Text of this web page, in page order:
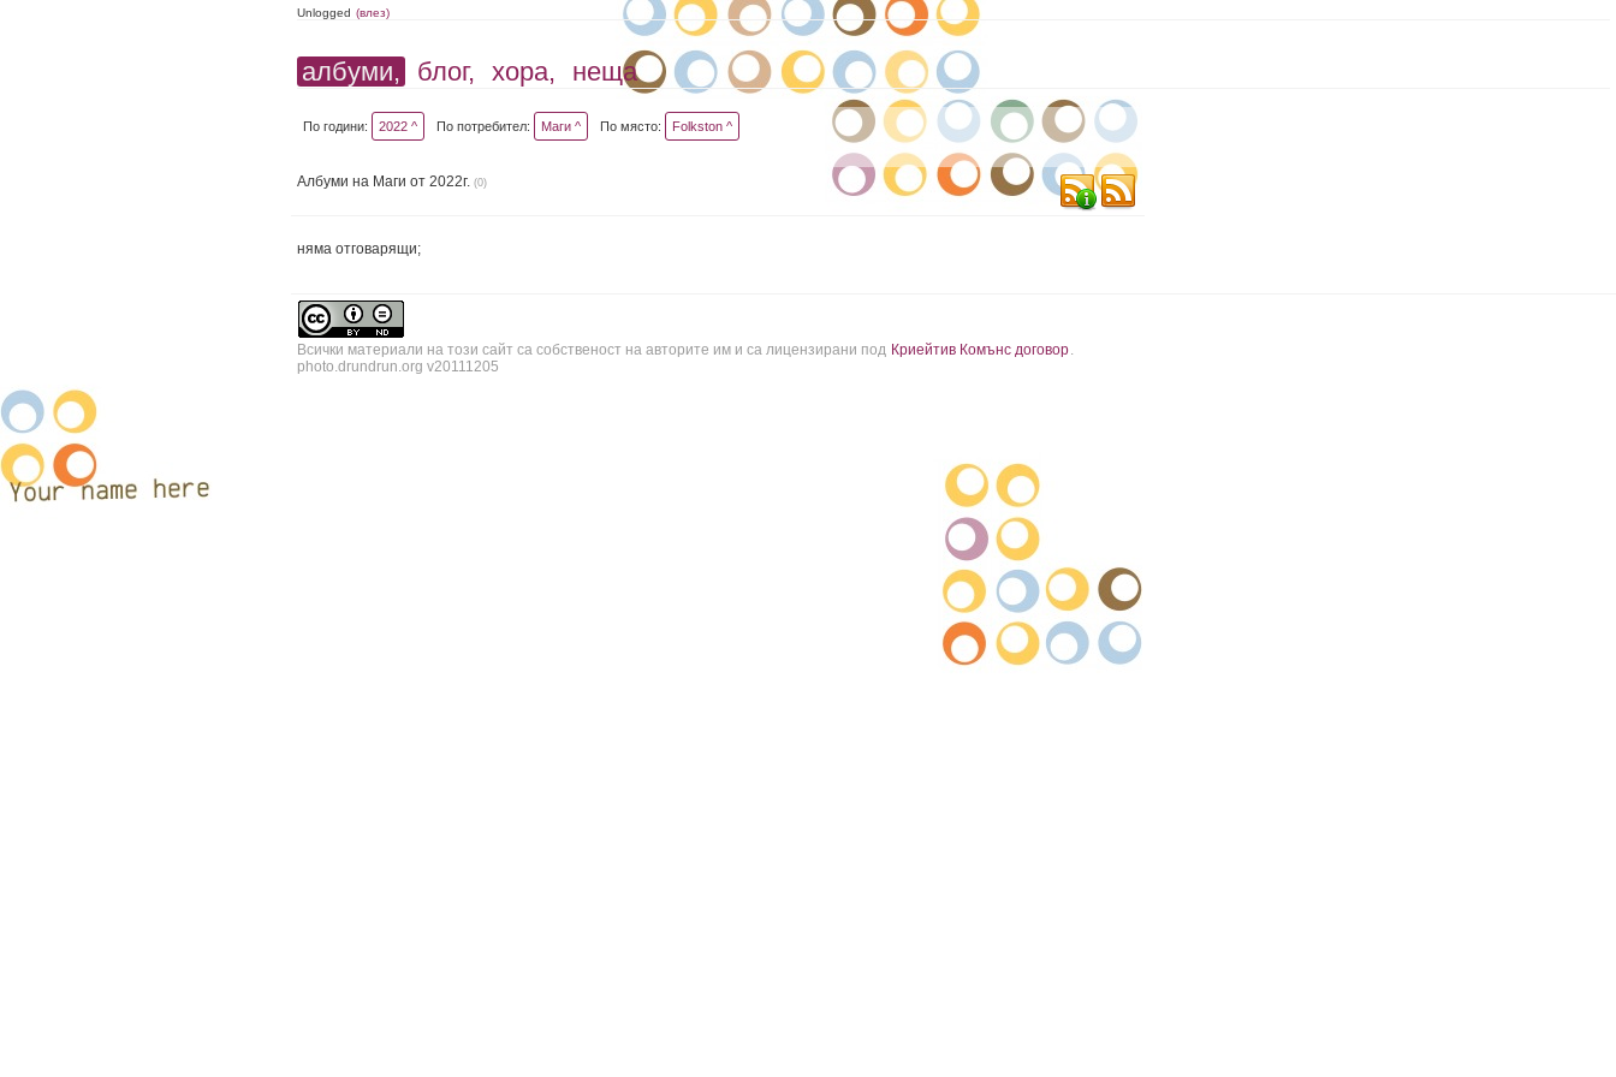
Unlogged (влез)
албуми, блог, хора, неща
По години: 2022 ^ По потребител: Маги ^ По място: Folkston ^
Албуми на Маги от 2022г. (0)
няма отговарящи;
Всички материали на този сайт са собственост на авторите им и са лицензирани под Криейтив Комънс договор.
photo.drundrun.org v20111205